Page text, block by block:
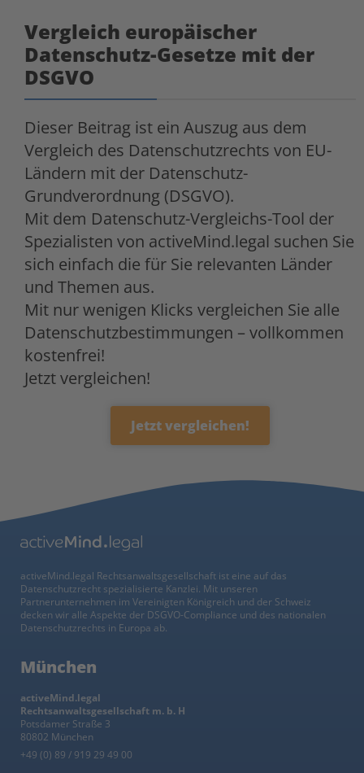
Vergleich europäischer
Datenschutz-Gesetze mit der
DSGVO
Dieser Beitrag ist ein Auszug aus dem
Vergleich des Datenschutzrechts von EU-
Ländern mit der Datenschutz-
Grundverordnung (DSGVO).
Mit dem Datenschutz-Vergleichs-Tool der
Spezialisten von activeMind.legal suchen Sie
sich einfach die für Sie relevanten Länder
und Themen aus.
Mit nur wenigen Klicks vergleichen Sie alle
Datenschutzbestimmungen – vollkommen
kostenfrei!
Jetzt vergleichen!
Jetzt vergleichen!
activeMind.legal Rechtsanwaltsgesellschaft ist eine auf das
Datenschutzrecht spezialisierte Kanzlei. Mit unseren
Partnerunternehmen im Vereinigten Königreich und der Schweiz
decken wir alle Aspekte der DSGVO-Compliance und des nationalen
Datenschutzrechts in Europa ab.
München
activeMind.legal
Rechtsanwaltsgesellschaft m. b. H
Potsdamer Straße 3
80802 München
+49 (0) 89 / 919 29 49 00